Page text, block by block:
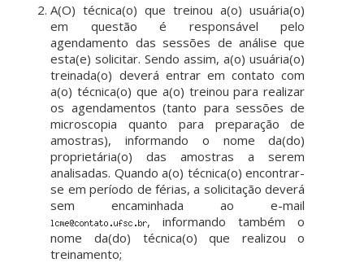
A(O) técnica(o) que treinou a(o) usuária(o)
em questão é responsável pelo
agendamento das sessões de análise que
esta(e) solicitar. Sendo assim, a(o) usuária(o)
treinada(o) deverá entrar em contato com
a(o) técnica(o) que a(o) treinou para realizar
os agendamentos (tanto para sessões de
microscopia quanto para preparação de
amostras), informando o nome da(do)
proprietária(o) das amostras a serem
analisadas. Quando a(o) técnica(o) encontrar-
se em período de férias, a solicitação deverá
sem encaminhada ao e-mail
, informando também o
nome da(do) técnica(o) que realizou o
treinamento;